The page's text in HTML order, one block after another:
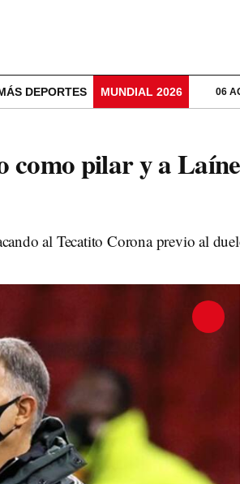
DEPORTES MUNDIAL 2026 06
pilar y a
al Tecatito Corona previo al